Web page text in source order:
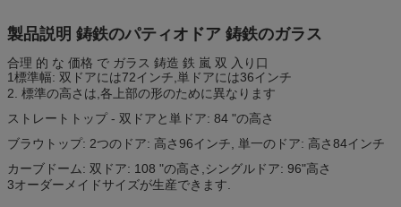
製品説明 鋳鉄のパティオドア 鋳鉄のガラス
合理 的 な 価格 で ガラス 鋳造 鉄 嵐 双 入り口
1標準幅: 双ドアには72インチ,単ドアには36インチ
2. 標準の高さは,各上部の形のために異なります
ストレートトップ - 双ドアと単ドア: 84 "の高さ
ブラウトップ: 2つのドア: 高さ96インチ, 単一のドア: 高さ84インチ
カーブドーム: 双ドア: 108 "の高さ,シングルドア: 96"高さ
3オーダーメイドサイズが生産できます.